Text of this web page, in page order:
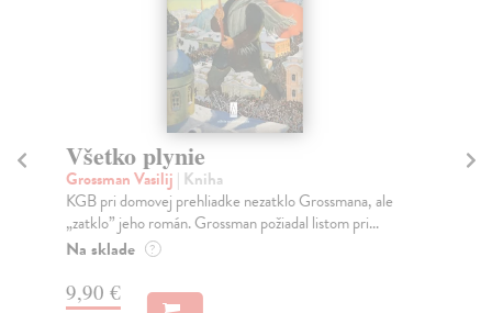
Všetko plynie
Grossman Vasilij | Kniha
KGB pri domovej prehliadke nezatklo Grossmana, ale
„zatklo” jeho román. Grossman požiadal listom pri...
Na sklade ?
9,90 €